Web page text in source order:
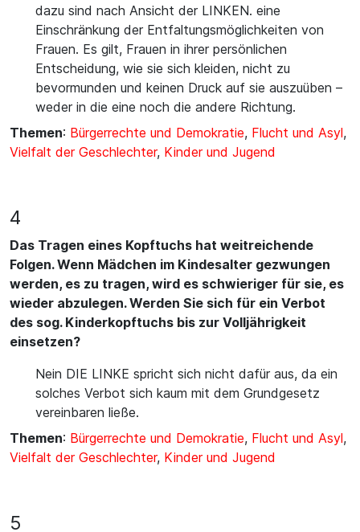
dazu sind nach Ansicht der LINKEN. eine
Einschränkung der Entfaltungsmöglichkeiten von
Frauen. Es gilt, Frauen in ihrer persönlichen
Entscheidung, wie sie sich kleiden, nicht zu
bevormunden und keinen Druck auf sie auszuüben –
weder in die eine noch die andere Richtung.
Themen: Bürgerrechte und Demokratie, Flucht und Asyl,
Vielfalt der Geschlechter, Kinder und Jugend
4
Das Tragen eines Kopftuchs hat weitreichende
Folgen. Wenn Mädchen im Kindesalter gezwungen
werden, es zu tragen, wird es schwieriger für sie, es
wieder abzulegen. Werden Sie sich für ein Verbot
des sog. Kinderkopftuchs bis zur Volljährigkeit
einsetzen?
Nein DIE LINKE spricht sich nicht dafür aus, da ein
solches Verbot sich kaum mit dem Grundgesetz
vereinbaren ließe.
Themen: Bürgerrechte und Demokratie, Flucht und Asyl,
Vielfalt der Geschlechter, Kinder und Jugend
5